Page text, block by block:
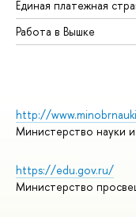
Единая платежная
Работа в Вышке
http://
Министерство науки
https://edu.gov.ru/
Министерство